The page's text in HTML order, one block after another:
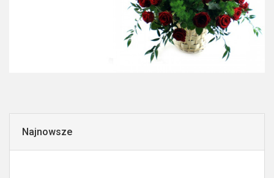
Najnowsze